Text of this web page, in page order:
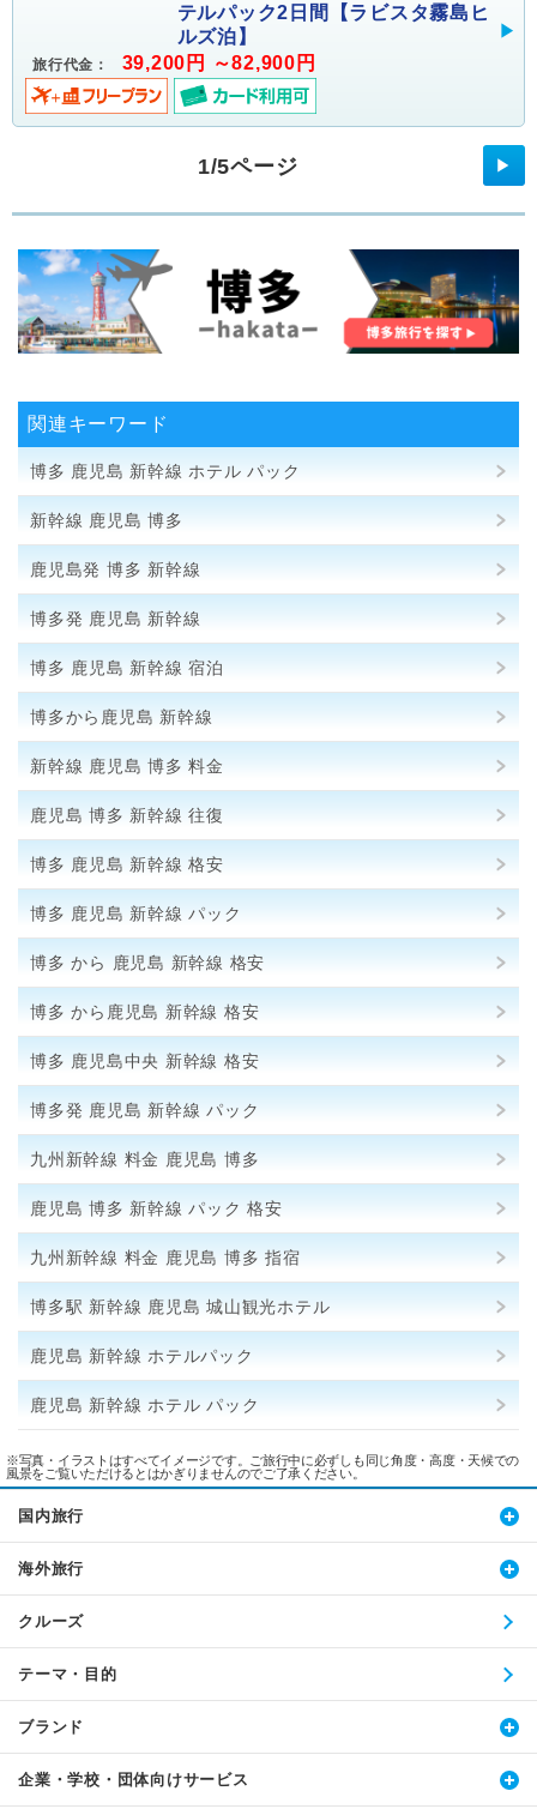
テルパック2日間【ラビスタ霧島ヒ
ルズ泊】
旅行代金： 39,200円 ～82,900円
1/5ページ ▶
関連キーワード
博多 鹿児島 新幹線 ホテル パック
新幹線 鹿児島 博多
鹿児島発 博多 新幹線
博多発 鹿児島 新幹線
博多 鹿児島 新幹線 宿泊
博多から鹿児島 新幹線
新幹線 鹿児島 博多 料金
鹿児島 博多 新幹線 往復
博多 鹿児島 新幹線 格安
博多 鹿児島 新幹線 パック
博多 から 鹿児島 新幹線 格安
博多 から鹿児島 新幹線 格安
博多 鹿児島中央 新幹線 格安
博多発 鹿児島 新幹線 パック
九州新幹線 料金 鹿児島 博多
鹿児島 博多 新幹線 パック 格安
九州新幹線 料金 鹿児島 博多 指宿
博多駅 新幹線 鹿児島 城山観光ホテル
鹿児島 新幹線 ホテルパック
鹿児島 新幹線 ホテル パック
※写真・イラストはすべてイメージです。ご旅行中に必ずしも同じ角度・高度・天候での
風景をご覧いただけるとはかぎりませんのでご了承ください。
国内旅行
海外旅行
クルーズ
テーマ・目的
ブランド
企業・学校・団体向けサービス